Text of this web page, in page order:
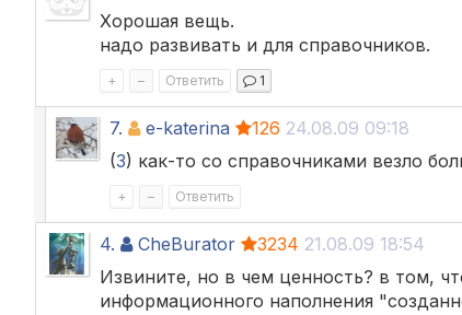
Хорошая вещь.
надо развивать и для справочников.
+ – Ответить 1
7. e-katerina 126 24.08.09 09:18
(3) как-то со справочниками везло
+ – Ответить
4. CheBurator 3234 21.08.09 18:54
Извините, но в чем ценность? в том,
информационного наполнения